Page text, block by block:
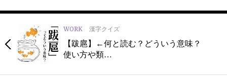
WORK 漢字クイズ
【跋扈】←何と読む？どういう意味？
使い方や類…